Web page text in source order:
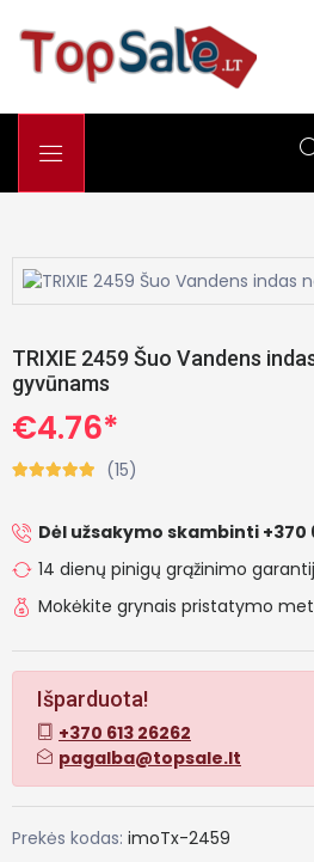
TRIXIE 2459 Šuo Vandens
gyvūnams
€4.76*
(15)
Dėl užsakymo skambinti +370
14 dienų pinigų grąžinimo
Mokėkite grynais pristatymo
Išparduota!
+370 613 26262
pagalba@topsale.lt
Prekės kodas: imoTx-2459